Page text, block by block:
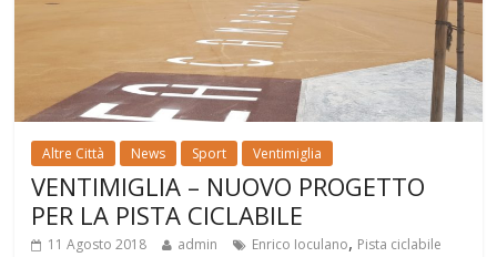
Altre Città News Sport Ventimiglia
VENTIMIGLIA – NUOVO PROGETTO
PER LA PISTA CICLABILE
11 Agosto 2018 admin Enrico Ioculano, Pista ciclabile